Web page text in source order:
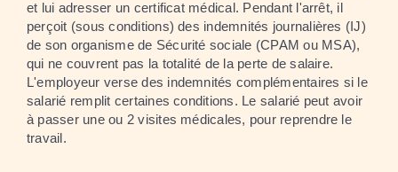
et lui adresser un certificat médical. Pendant l'arrêt, il
perçoit (sous conditions) des indemnités journalières (IJ)
de son organisme de Sécurité sociale (CPAM ou MSA),
qui ne couvrent pas la totalité de la perte de salaire.
L'employeur verse des indemnités complémentaires si le
salarié remplit certaines conditions. Le salarié peut avoir
à passer une ou 2 visites médicales, pour reprendre le
travail.